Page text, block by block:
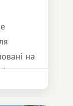
на
що